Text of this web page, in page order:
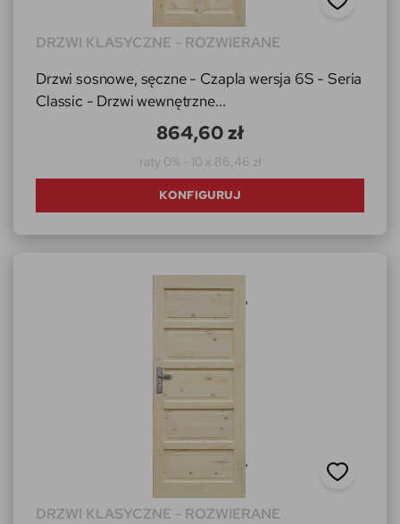
DRZWI KLASYCZNE - ROZWIERANE
Drzwi sosnowe, sęczne - Czapla wersja 6S - Seria
Classic - Drzwi wewnętrzne...
864,60 zł
raty 0% - 10 x 86,46 zł
KONFIGURUJ
DRZWI KLASYCZNE - ROZWIERANE